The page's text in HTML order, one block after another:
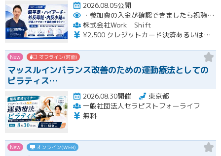
2026.08.05公開
・参加費の入金が確認できましたら視聴用URLとパスワードおよび資料をお申込みいただきましたメールアドレスに送付します。
株式会社Work Shift
¥2,500 クレジットカード決済あるいは銀行振込となります。
New オフライン(対面)
マッスルインバランス改善のための運動療法としての
ピラティス…
2026.08.30開催
東京都
一般社団法人セラピストフォーライフ
無料
New オンライン(WEB)